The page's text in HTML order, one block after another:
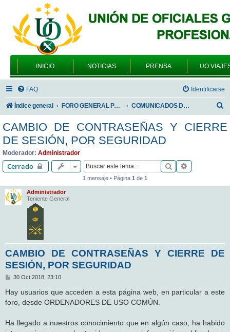
INICIO NOTICIAS PRENSA UO
FAQ Identificarse
Índice general FORO GENERAL PARA TODOS LOS USUARIOS COMUNICADOS DE LA UNIÓN DE OFICIALES
s
CAMBIO DE CONTRASEÑAS Y CIERRE
DE SESIÓN, POR SEGURIDAD
Moderador: Administrador
Cerrado Buscar
1 mensaje • Página 1 de 1
Administrador
Teniente General
CAMBIO DE CONTRASEÑAS Y CIERRE DE
SESIÓN, POR SEGURIDAD
M
n
s
a
30 Oct 2018, 23:10
Hay usuarios que acceden a esta página web, en particular a este
foro, desde ORDENADORES DE USO COMÚN.
Ha llegado a nuestros conocimiento que en algún caso, ha habido